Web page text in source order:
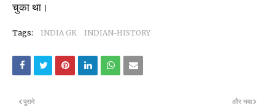
चुका था।
Tags: INDIA GK INDIAN-HISTORY
और नया
पुराने